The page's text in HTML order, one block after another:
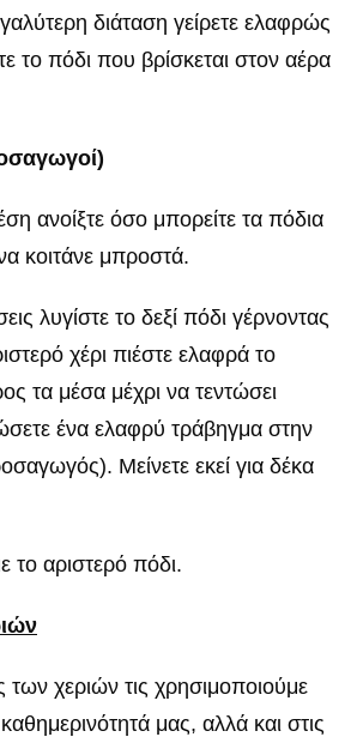
διάταση γείρετε ελαφρώς
το πόδι που βρίσκεται στον αέρα
ανοίξτε όσο μπορείτε τα πόδια
κοιτάνε μπροστά.
λυγίστε το δεξί πόδι γέρνοντας
χέρι πιέστε ελαφρά το
τα μέσα μέχρι να τεντώσει
ένα ελαφρύ τράβηγμα στην
Μείνετε εκεί για δέκα
το αριστερό πόδι.
των χεριών τις χρησιμοποιούμε
μας, αλλά και στις